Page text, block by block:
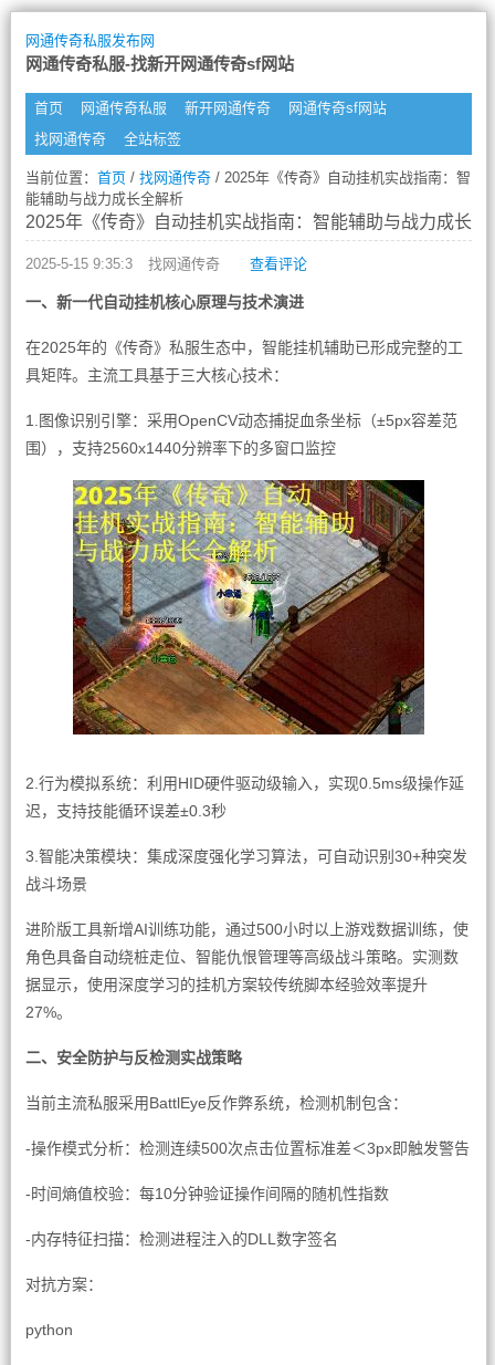
网通传奇私服发布网
网通传奇私服-找新开网通传奇sf网站
首页 网通传奇私服 新开网通传奇
网通传奇sf网站
找网通传奇
全站标签
当前位置： 首页/ 找网通传奇/ 2025年《传奇》自动挂机实战指南：智
能辅助与战力成长全解析
2025年《传奇》自动挂机实战指南：智能辅助与战力成长全
2025-5-15 9:35:3 找网通传奇 查看评论
一、新一代自动挂机核心原理与技术演进
在2025年的《传奇》私服生态中，智能挂机辅助已形成完整的工
具矩阵。主流工具基于三大核心技术：
1.图像识别引擎：采用OpenCV动态捕捉血条坐标（±5px容差范
围），支持2560x1440分辨率下的多窗口监控
2.行为模拟系统：利用HID硬件驱动级输入，实现0.5ms级操作延
迟，支持技能循环误差±0.3秒
3.智能决策模块：集成深度强化学习算法，可自动识别30+种突发
战斗场景
进阶版工具新增AI训练功能，通过500小时以上游戏数据训练，使
角色具备自动绕桩走位、智能仇恨管理等高级战斗策略。实测数
据显示，使用深度学习的挂机方案较传统脚本经验效率提升
27%。
二、安全防护与反检测实战策略
当前主流私服采用BattlEye反作弊系统，检测机制包含：
-操作模式分析：检测连续500次点击位置标准差＜3px即触发警告
-时间熵值校验：每10分钟验证操作间隔的随机性指数
-内存特征扫描：检测进程注入的DLL数字签名
对抗方案：
python